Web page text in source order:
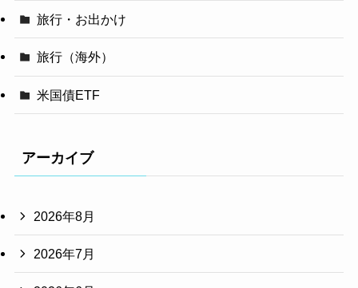
旅行・お出かけ
旅行（海外）
米国債ETF
アーカイブ
2026年8月
2026年7月